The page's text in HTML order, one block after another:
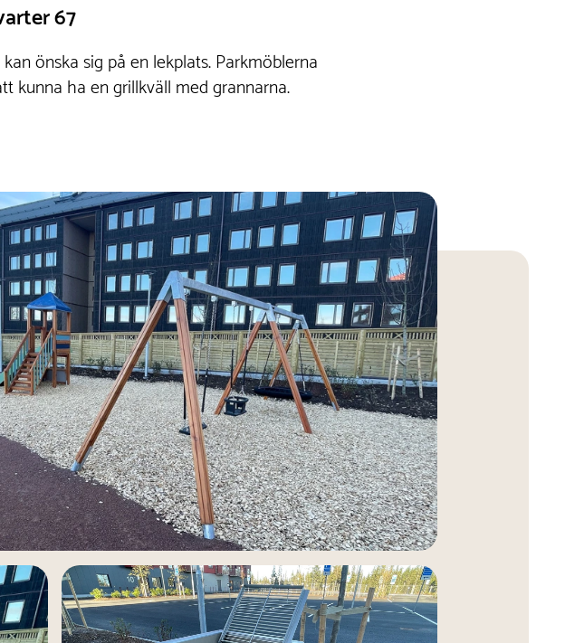
67
önska sig på en lekplats. Parkmöblerna
kunna ha en grillkväll med grannarna.